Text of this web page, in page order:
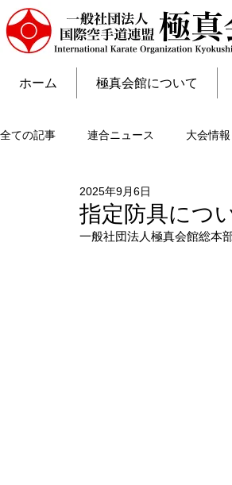
ホーム 極真会館について
全ての記事 連合ニュース 大会情報
指定防具につ
2025年9月6日
一般社団法人極真会館総本